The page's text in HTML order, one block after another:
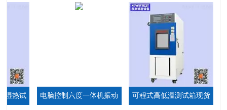
试 电脑控制六度一体机振动 可程式高低温测试箱现货 步入